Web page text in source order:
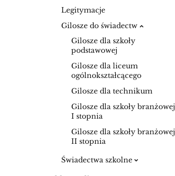
Legitymacje
Gilosze do świadectw
Gilosze dla szkoły
podstawowej
Gilosze dla liceum
ogólnokształcącego
Gilosze dla technikum
Gilosze dla szkoły branżowej
I stopnia
Gilosze dla szkoły branżowej
II stopnia
Świadectwa szkolne